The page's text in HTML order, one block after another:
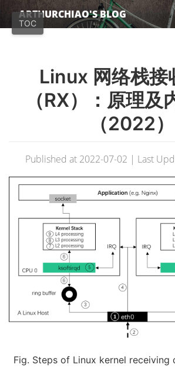
ARTHURCHIAO'S BLOG
Home
Articles (EN)
Categories
About
TOC
Linux 网络栈接
（RX）：原理及
（2022）
Published at 2022-07-02 | Last
Fig. Steps of Linux kernel receiving